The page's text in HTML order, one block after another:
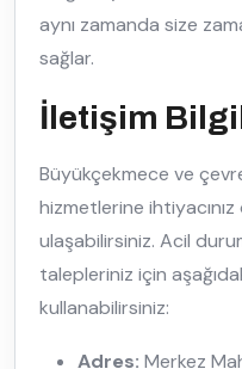
aynı zamanda size
sağlar.
İletişim
Büyükçekmece ve
hizmetlerine
ulaşabilirsiniz. Acil
talepleriniz için
kullanabilirsiniz:
Adres: Merkez